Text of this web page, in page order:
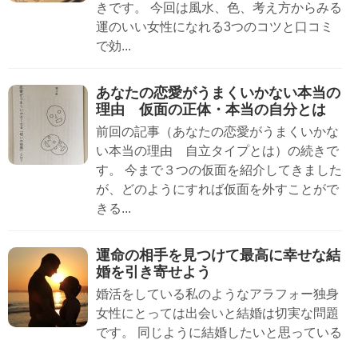
きです。 今回は風水、色、考え方からみる
運のいい女性になれる3つのコツと口コミ
で効...
あなたの恋愛がうまくいかない本当の
理由 仮面の正体・本当の自分とは
前回の記事（あなたの恋愛がうまくいかな
い本当の理由 自立タイプとは）の続きで
す。 今まで３つの仮面を紹介してきました
が、どのようにすれば仮面を外すことがで
きる...
運命の相手を見つけて最高に幸せな結
婚を引き寄せよう
婚活をしている私のようなアラフォー独身
女性にとっては出会いと結婚は切実な問題
です。 同じように結婚したいと思っている